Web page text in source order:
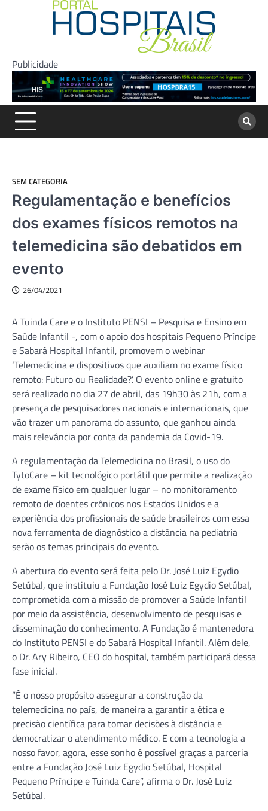
Publicidade
SEM CATEGORIA
Regulamentação e benefícios
dos exames físicos remotos na
telemedicina são debatidos em
evento
26/04/2021
A Tuinda Care e o Instituto PENSI – Pesquisa e Ensino em
Saúde Infantil -, com o apoio dos hospitais Pequeno Príncipe
e Sabará Hospital Infantil, promovem o webinar
‘Telemedicina e dispositivos que auxiliam no exame físico
remoto: Futuro ou Realidade?’. O evento online e gratuito
será realizado no dia 27 de abril, das 19h30 às 21h, com a
presença de pesquisadores nacionais e internacionais, que
vão trazer um panorama do assunto, que ganhou ainda
mais relevância por conta da pandemia da Covid-19.
A regulamentação da Telemedicina no Brasil, o uso do
TytoCare – kit tecnológico portátil que permite a realização
de exame físico em qualquer lugar – no monitoramento
remoto de doentes crônicos nos Estados Unidos e a
experiência dos profissionais de saúde brasileiros com essa
nova ferramenta de diagnóstico a distância na pediatria
serão os temas principais do evento.
A abertura do evento será feita pelo Dr. José Luiz Egydio
Setúbal, que instituiu a Fundação José Luiz Egydio Setúbal,
comprometida com a missão de promover a Saúde Infantil
por meio da assistência, desenvolvimento de pesquisas e
disseminação do conhecimento. A Fundação é mantenedora
do Instituto PENSI e do Sabará Hospital Infantil. Além dele,
o Dr. Ary Ribeiro, CEO do hospital, também participará dessa
fase inicial.
“É o nosso propósito assegurar a construção da
telemedicina no país, de maneira a garantir a ética e
precisão científica para tomar decisões à distância e
democratizar o atendimento médico. E com a tecnologia a
nosso favor, agora, esse sonho é possível graças a parceria
entre a Fundação José Luiz Egydio Setúbal, Hospital
Pequeno Príncipe e Tuinda Care”, afirma o Dr. José Luiz
Setúbal.